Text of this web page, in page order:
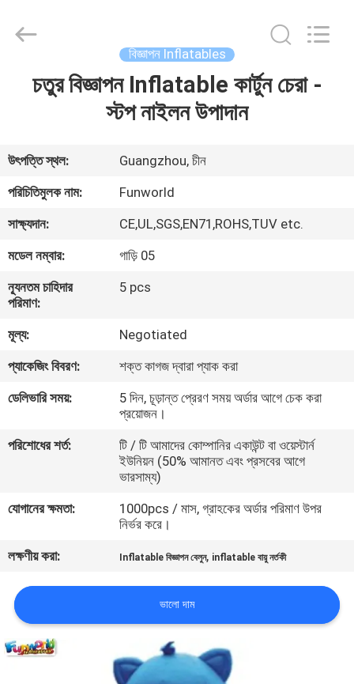
ভিডিও
আমাদের
সম্পর্কে
ভ্রমণ
মান
NEWS
সাইট
ম্যাপ
PRIVACY
POLICY
Limited.
বিজ্ঞাপন Inflatables
চতুর বিজ্ঞাপন Inflatable কার্টুন চেরা -
স্টপ নাইলন উপাদান
উৎপত্তি স্থল:
Guangzhou, চীন
পরিচিতিমুলক নাম:
Funworld
সাক্ষ্যদান:
CE,UL,SGS,EN71,ROHS,TUV etc.
মডেল নম্বার:
গাড়ি 05
ন্যূনতম চাহিদার
পরিমাণ:
5 pcs
মূল্য:
Negotiated
প্যাকেজিং বিবরণ:
শক্ত কাগজ দ্বারা প্যাক করা
ডেলিভারি সময়:
5 দিন, চূড়ান্ত প্রেরণ সময় অর্ডার আগে চেক করা
প্রয়োজন।
পরিশোধের শর্ত:
টি / টি আমাদের কোম্পানির একাউন্ট বা ওয়েস্টার্ন
ইউনিয়ন (50% আমানত এবং প্রসবের আগে
ভারসাম্য)
যোগানের ক্ষমতা:
1000pcs / মাস, গ্রাহকের অর্ডার পরিমাণ উপর
নির্ভর করে।
লক্ষণীয় করা:
Inflatable বিজ্ঞাপন বেলুন, inflatable বায়ু নর্তকী
ভালো দাম